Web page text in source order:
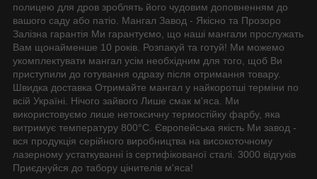
полицею для дров зроблять його чудовим доповненням до
вашого саду або патіо. Мангал Завод - Якісно та Прозоро
Залізна гарантія Ми гарантуємо, що наші мангали прослужать
Вам щонайменше 10 років. Розпакуй та готуй! Ми можемо
укомплектувати мангал усім необхідним для того, щоб Ви
приступили до готування одразу після отримання товару.
Швидка доставка Отримайте мангал у найкоротші терміни по
всій Україні. Нічого зайвого Лише смак м'яса. Ми
використовуємо лише нетоксичну термостійку фарбу, яка
витримує температуру 800°С. Європейська якість Ми завод -
вся продукція серійного виробництва на високоточному
лазерному устаткуванні із сертифікованої сталі. 3000 відгуків
Приєднуйся до табору цінителів м'яса!